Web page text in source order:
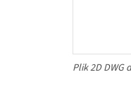
Plik 2D